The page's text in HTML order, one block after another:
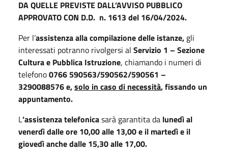
DA QUELLE PREVISTE DALL’AVVISO PUBBLICO
APPROVATO CON D.D. n. 1613 del 16/04/2024.
Per l’assistenza alla compilazione delle istanze, gli
interessati potranno rivolgersi al Servizio 1 – Sezione
Cultura e Pubblica Istruzione, chiamando i numeri di
telefono0766 590563/590562/590561 –
3290088576 e,solo in caso di necessità, fissando un
appuntamento.
L’assistenza telefonicasarà garantita da lunedì al
venerdì dalle ore 10,00 alle 13,00 e il martedì e il
giovedì anche dalle 15,30 alle 17,00.